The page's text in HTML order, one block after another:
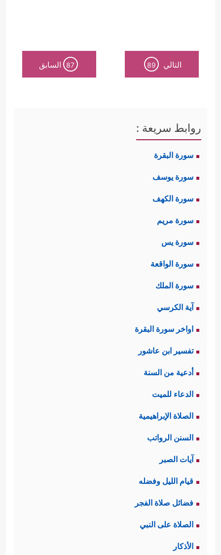
التالي 89
87 السابق
روابط سريعة :
سورة البقرة
سورة يوسف
سورة الكهف
سورة مريم
سورة يس
سورة الواقعة
سورة الملك
آية الكرسي
اواخر سورة البقرة
تفسير ابن عاشور
أدعية من السنة
الدعاء للميت
الصلاة الإبراهيمية
السنن الرواتب
آيات الصبر
قيام الليل وفضله
فضائل صلاة الفجر
الصلاة على النبي
الأذكار